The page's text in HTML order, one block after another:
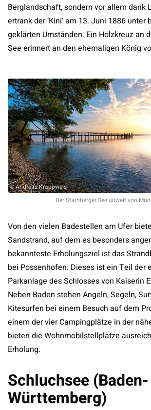
Berglandschaft, sondern vor allem dank
ertrank der ‘Kini‘ am 13. Juni 1886 unter
geklärten Umständen. Ein Holzkreuz an
See erinnert an den ehemaligen König
© Andreas Krappweis
Der Starnberger See unweit von
Von den vielen Badestellen am Ufer
Sandstrand, auf dem es besonders
bekannteste Erholungsziel ist das
bei Possenhofen. Dieses ist ein Teil der
Parkanlage des Schlosses von Kaiserin
Neben Baden stehen Angeln, Segeln,
Kitesurfen bei einem Besuch auf dem
einem der vier Campingplätze in der
bieten die Wohnmobilstellplätze
Erholung.
Schluchsee (Baden-
Württemberg)